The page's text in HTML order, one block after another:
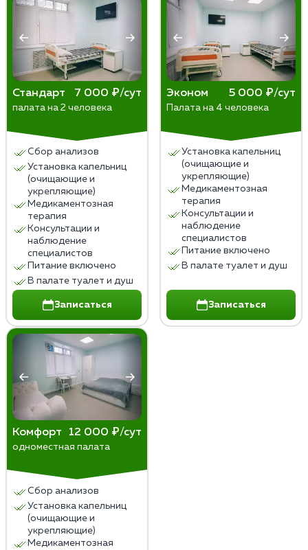
пациент должен дождаться, когда вещество
выйдет из организма естественным путем. Иногда,
впрочем, имплант изымают или назначают
диуретики, чтобы ускорить процесс. Пить сразу
после опасно — симптомы отравления хоть и будут
слабее, но проявятся.
стоит удержаться от спиртного, чтобы не ввергать
организм в стресс.
Стандарт 7 000 ₽/сут
палата на 2 человека
Сбор анализов
Установка капельниц
(очищающие и
укрепляющие)
Медикаментозная
терапия
Консультации и
наблюдение
специалистов
Питание включено
В палате туалет и душ
Записаться
Эконом 5 000 ₽/сут
Палата на 4 человека
Установка капельниц
(очищающие и
укрепляющие)
Медикаментозная
терапия
Консультации и
наблюдение
специалистов
Питание включено
В палате туалет и душ
Записаться
Комфорт 12 000 ₽/сут
одноместная палата
Сбор анализов
Установка капельниц
(очищающие и
укрепляющие)
Медикаментозная